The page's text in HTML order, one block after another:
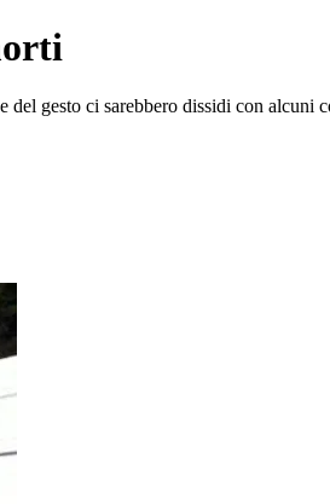
gesto ci sarebbero dissidi con alcuni